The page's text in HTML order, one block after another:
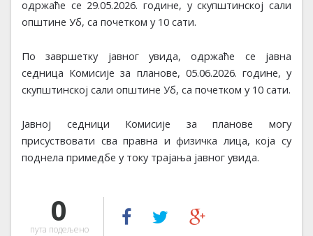
одржаће се 29.05.2026. године, у скупштинској сали
општине Уб, са почетком у 10 сати.
По завршетку јавног увида, одржаће се јавна
седница Комисије за планове, 05.06.2026. године, у
скупштинској сали општине Уб, са почетком у 10 сати.
Јавној седници Комисије за планове могу
присуствовати сва правна и физичка лица, која су
поднела примедбе у току трајања јавног увида.
0
пута подељено